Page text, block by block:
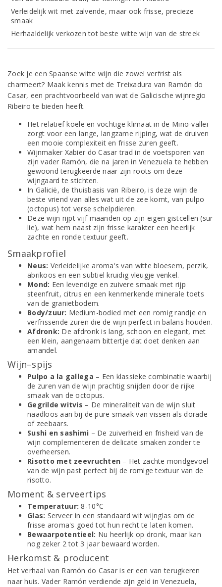
Verleidelijk wit met zalvende, maar ook frisse, precieze
smaak
Herhaaldelijk verkozen tot beste witte wijn van de streek
Zoek je een Spaanse witte wijn die zowel verfrist als
charmeert? Maak kennis met de Treixadura van Ramón do
Casar, een prachtvoorbeeld van wat de Galicische wijnregio
Ribeiro te bieden heeft.
Het relatief koele en vochtige klimaat in de Miño-vallei
zorgt voor een lange, langzame rijping, wat de druiven
een mooie complexiteit en frisse zuren geeft.
Wijnmaker Xabier do Casar trad in de voetsporen van
zijn vader Ramón, die na jaren in Venezuela te hebben
gewoond terugkeerde naar zijn roots om deze
wijngaard te stichten.
In Galicië, de thuisbasis van Ribeiro, is deze wijn de
beste vriend van alles wat uit de zee komt, van pulpo
(octopus) tot verse schelpdieren.
Deze wijn rijpt vijf maanden op zijn eigen gistcellen (sur
lie), wat hem naast zijn frisse karakter een heerlijk
zachte en ronde textuur geeft.
Smaakprofiel
Neus: Verleidelijke aroma's van witte bloesem, perzik,
abrikoos en een subtiel kruidig vleugje venkel.
Mond: Een levendige en zuivere smaak met rijp
steenfruit, citrus en een kenmerkende minerale toets
van de granietbodem.
Body/zuur: Medium-bodied met een romig randje en
verfrissende zuren die de wijn perfect in balans houden.
Afdronk: De afdronk is lang, schoon en elegant, met
een klein, aangenaam bittertje dat doet denken aan
amandel.
Wijn–spijs
Pulpo a la gallega – Een klassieke combinatie waarbij
de zuren van de wijn prachtig snijden door de rijke
smaak van de octopus.
Gegrilde witvis – De mineraliteit van de wijn sluit
naadloos aan bij de pure smaak van vissen als dorade
of zeebaars.
Sushi en sashimi – De zuiverheid en frisheid van de
wijn complementeren de delicate smaken zonder te
overheersen.
Risotto met zeevruchten – Het zachte mondgevoel
van de wijn past perfect bij de romige textuur van de
risotto.
Moment & serveertips
Temperatuur: 8-10°C
Glas: Serveer in een standaard wit wijnglas om de
frisse aroma's goed tot hun recht te laten komen.
Bewaarpotentieel: Nu heerlijk op dronk, maar kan
nog zeker 2 tot 3 jaar bewaard worden.
Herkomst & producent
Het verhaal van Ramón do Casar is er een van terugkeren
naar huis. Vader Ramón verdiende zijn geld in Venezuela,